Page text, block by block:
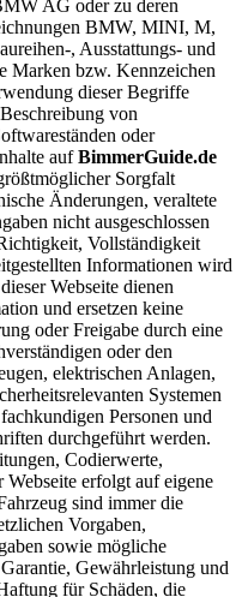
AG oder zu deren
BMW, MINI, M,
, Ausstattungs- und
Marken bzw. Kennzeichen
dieser Begriffe
von
oder
aufBimmerGuide.de
Sorgfalt
Änderungen, veraltete
nicht ausgeschlossen
Vollständigkeit
Informationen wird
Webseite dienen
und ersetzen keine
oder Freigabe durch eine
oder den
elektrischen Anlagen,
Systemen
Personen und
durchgeführt werden.
Codierwerte,
erfolgt auf eigene
sind immer die
Vorgaben,
sowie mögliche
Gewährleistung und
für Schäden, die